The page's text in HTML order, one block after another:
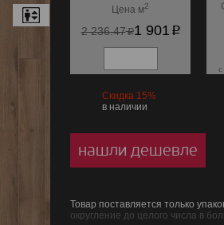
Цена м2
2 236.47p1 901 p
Скидка 15%
в наличии
нашли дешевле
Товар поставляется только
округление до целого числа в